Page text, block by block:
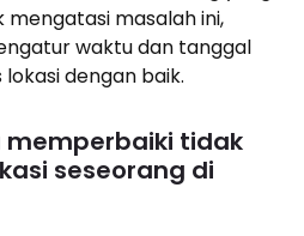
mengatasi masalah ini,
waktu dan tanggal
dengan baik.
tidak
seseorang di